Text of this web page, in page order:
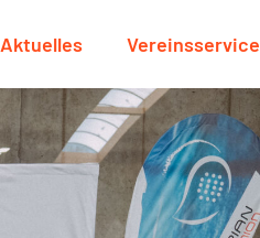
Aktuelles Vereinsservice